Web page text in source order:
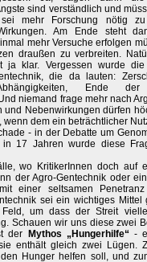
sind verständlich und
mehr Forschung nötig
Am Ende steht
mehr Versuche erfolgen
draußen zu verbreiten.
ja klar. Vergessen wurde
die da lauten:
Abhängigkeiten, Ende
niemand frage mehr nach
und Nebenwirkungen dürfen
wenn dem ein beträchtlicher
- in der Debatte um
in 17 Jahren wurde diese
wo KritikerInnen doch auf
der Agro-Gentechnik oder
einer seltsamen
sei ein wichtiges
um dass der Streit
Schauen wir uns diese zwei
der
Mythos „Hungerhilfe“ -
enthält gleich zwei Lügen.
Hunger helfen soll, und